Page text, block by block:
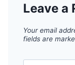
Leave a
Your email
fields are